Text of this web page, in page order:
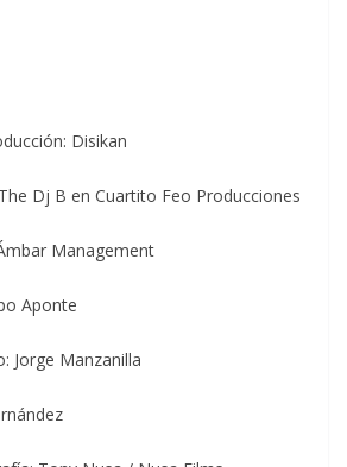
Disikan
Dj B en Cuartito Feo Producciones
Management
Aponte
Jorge Manzanilla